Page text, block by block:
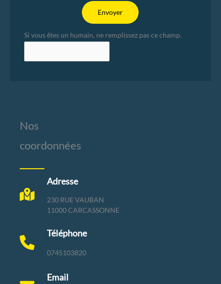
Envoyer
Si vous êtes un humain, ne remplissez pas ce champ.
Nos
coordonnées
Adresse
230 RUE VAUBAN
11000 CARCASSONNE
Téléphone
0745103820
Email